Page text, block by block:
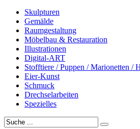
Skulpturen
Gemälde
Raumgestaltung
Möbelbau & Restauration
Illustrationen
Digital-ART
Stofftiere / Puppen / Marionetten /
Eier-Kunst
Schmuck
Drechselarbeiten
Spezielles